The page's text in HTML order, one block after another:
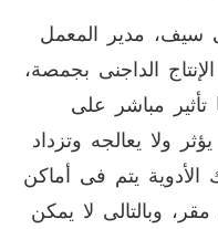
سيف، مدير المعمل
الداجنى بجمصة،
تأثير مباشر على
ولا يعالجه وتزداد
الأدوية يتم فى أماكن
وبالتالى لا يمكن